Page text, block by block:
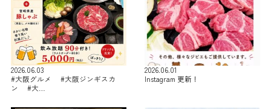
2026.06.03
#大阪グルメ #大阪ジンギスカ
ン #大…
2026.06.01
Instagram 更新！